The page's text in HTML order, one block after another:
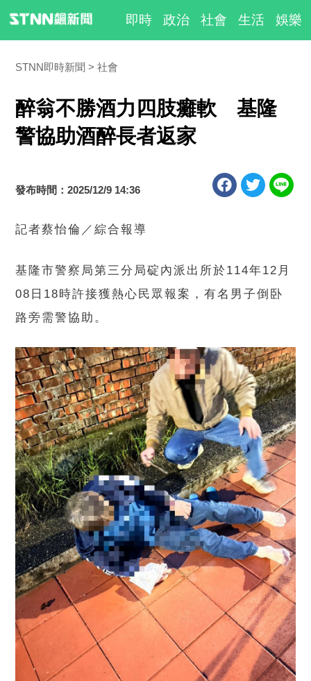
即時 政治 社會 生活 娛樂
STNN即時新聞 社會
醉翁不勝酒力四肢癱軟 基隆
警協助酒醉長者返家
發布時間：2025/12/9 14:36
記者蔡怡倫／綜合報導
基隆市警察局第三分局碇內派出所於114年12月
08日18時許接獲熱心民眾報案，有名男子倒卧
路旁需警協助。